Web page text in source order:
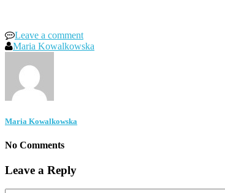
Leave a comment
Maria Kowalkowska
Maria Kowalkowska
No Comments
Leave a Reply